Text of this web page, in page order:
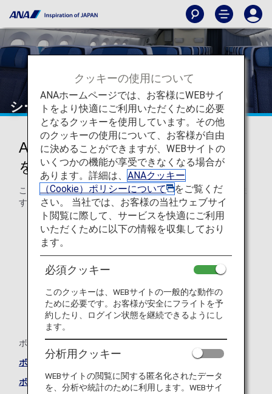
シート一覧
ANA機で利用可能なシートの情報
を取得
ここでは、国際路線で利用できる一般的な座席をご紹介しま
す。
ボーイング787-10（781）
ボーイング787-10（781）―ビジネスクラスシート
ボーイング787-10（781）―プレミアムエコノミーシート
クッキーの使用について
ANAホームページでは、お客様にWEBサイ
トをより快適にご利用いただくために必要
となるクッキーを使用しています。その他
のクッキーの使用について、お客様が自由
に決めることができますが、WEBサイトの
いくつかの機能が享受できなくなる場合が
あります。詳細は、 ANAクッキー
（Cookie）ポリシーについて
をご覧くだ
さい。 当社では、お客様の当社ウェブサイ
ト閲覧に際して、サービスを快適にご利用
いただくために以下の情報を収集しており
ます。
必須クッキー
このクッキーは、WEBサイトの一般的な動作の
ために必要です。お客様が安全にフライトを予
約したり、ログイン状態を継続できるようにし
ます。
分析用クッキー
WEBサイトの閲覧に関する匿名化されたデータ
を、分析や統計のために利用します。WEBサイ